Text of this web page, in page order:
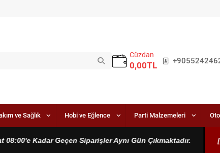
Cüzdan
0,00TL
ve Sağlık Hobi ve Eğlence Parti Malzemeleri
Kadar Geçen Siparişler Aynı Gün Çıkmaktadır. [